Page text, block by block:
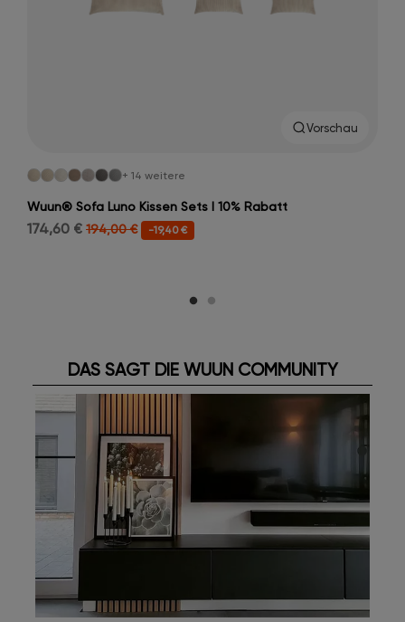
Vorschau
+ 14 weitere
Wuun® Sofa Luno Kissen Sets I 10% Rabatt
174,60 € 194,00 € -19,40 €
DAS SAGT DIE WUUN COMMUNITY